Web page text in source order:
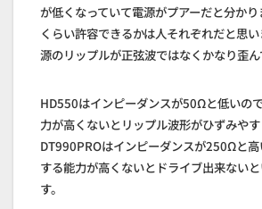
が低くなっていて電源がプアーだと分か
くらい許容できるかは人それぞれだと思
源のリップルが正弦波ではなくかなり歪ん
HD550はインピーダンスが50Ωと低いの
力が高くないとリップル波形がひずみやす
DT990PROはインピーダンスが250Ωと
する能力が高くないとドライブ出来ない
す。